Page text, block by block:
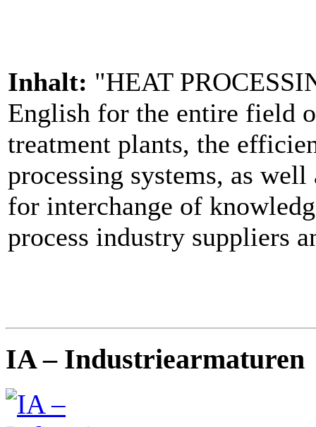
Inhalt: "HEAT
English for the entire field
treatment plants, the
processing systems, as
for interchange of
process industry suppliers
IA – Industriearmaturen